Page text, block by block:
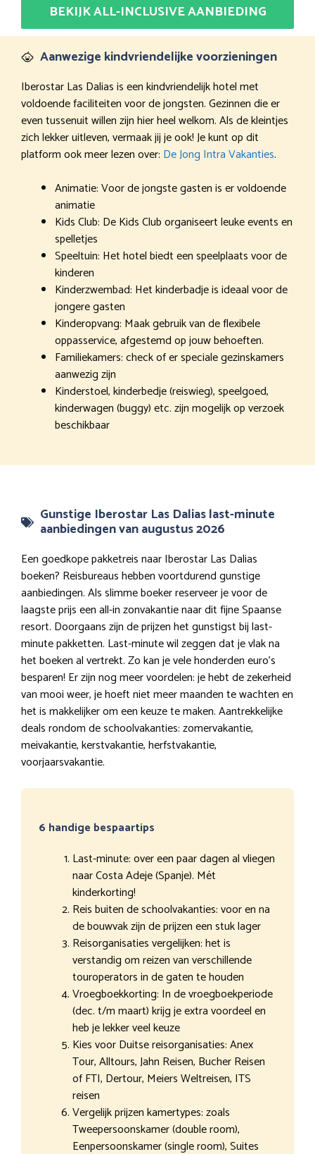
BEKIJK ALL-INCLUSIVE AANBIEDING
Aanwezige kindvriendelijke voorzieningen
Iberostar Las Dalias is een kindvriendelijk hotel met
voldoende faciliteiten voor de jongsten. Gezinnen die er
even tussenuit willen zijn hier heel welkom. Als de kleintjes
zich lekker uitleven, vermaak jij je ook! Je kunt op dit
platform ook meer lezen over: De Jong Intra Vakanties.
Animatie: Voor de jongste gasten is er voldoende
animatie
Kids Club: De Kids Club organiseert leuke events en
spelletjes
Speeltuin: Het hotel biedt een speelplaats voor de
kinderen
Kinderzwembad: Het kinderbadje is ideaal voor de
jongere gasten
Kinderopvang: Maak gebruik van de flexibele
oppasservice, afgestemd op jouw behoeften.
Familiekamers: check of er speciale gezinskamers
aanwezig zijn
Kinderstoel, kinderbedje (reiswieg), speelgoed,
kinderwagen (buggy) etc. zijn mogelijk op verzoek
beschikbaar
Gunstige Iberostar Las Dalias last-minute
aanbiedingen van augustus 2026
Een goedkope pakketreis naar Iberostar Las Dalias
boeken? Reisbureaus hebben voortdurend gunstige
aanbiedingen. Als slimme boeker reserveer je voor de
laagste prijs een all-in zonvakantie naar dit fijne Spaanse
resort. Doorgaans zijn de prijzen het gunstigst bij last-
minute pakketten. Last-minute wil zeggen dat je vlak na
het boeken al vertrekt. Zo kan je vele honderden euro’s
besparen! Er zijn nog meer voordelen: je hebt de zekerheid
van mooi weer, je hoeft niet meer maanden te wachten en
het is makkelijker om een keuze te maken. Aantrekkelijke
deals rondom de schoolvakanties: zomervakantie,
meivakantie, kerstvakantie, herfstvakantie,
voorjaarsvakantie.
6 handige bespaartips
Last-minute: over een paar dagen al vliegen
naar Costa Adeje (Spanje). Mét
kinderkorting!
Reis buiten de schoolvakanties: voor en na
de bouwvak zijn de prijzen een stuk lager
Reisorganisaties vergelijken: het is
verstandig om reizen van verschillende
touroperators in de gaten te houden
Vroegboekkorting: In de vroegboekperiode
(dec. t/m maart) krijg je extra voordeel en
heb je lekker veel keuze
Kies voor Duitse reisorganisaties: Anex
Tour, Alltours, Jahn Reisen, Bucher Reisen
of FTI, Dertour, Meiers Weltreisen, ITS
reisen
Vergelijk prijzen kamertypes: zoals
Tweepersoonskamer (double room),
Eenpersoonskamer (single room), Suites